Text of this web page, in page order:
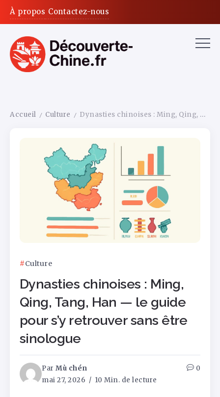
À propos Contactez-nous
Accueil / Culture / Dynasties chinoises : Ming, Qing, Tang, Han — le guide pour s’y retrouver sans être sinologue
Culture
Dynasties chinoises : Ming,
Qing, Tang, Han — le guide
pour s’y retrouver sans être
sinologue
Par Mù chén
mai 27, 2026
10 Min. de lecture
0